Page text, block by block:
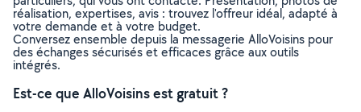
réalisation, expertises, avis : trouvez l'offreur idéal, adapté à
votre demande et à votre budget.
Conversez ensemble depuis la messagerie AlloVoisins pour
des échanges sécurisés et efficaces grâce aux outils
intégrés.
Est-ce que AlloVoisins est gratuit ?